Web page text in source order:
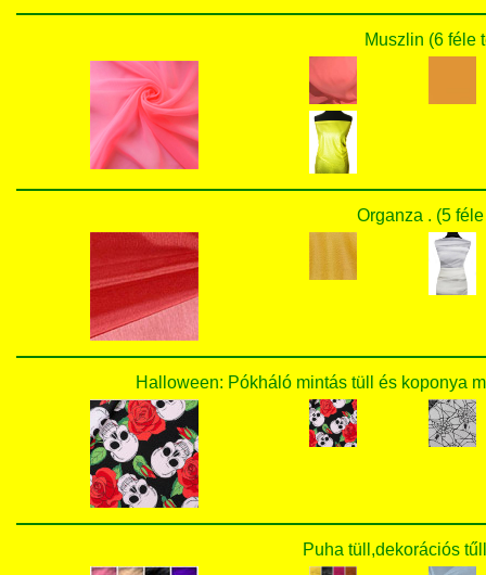
Muszlin (6 féle
Organza . (5
Halloween: Pókháló mintás tüll és koponya
Puha tüll,dekorációs